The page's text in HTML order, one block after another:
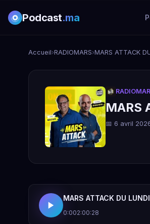
Podcast.ma
Accueil›RADIOMARS›MARS ATTACK
MARS
📅 6 avril
MARS ATTACK DU
0:002:00:28